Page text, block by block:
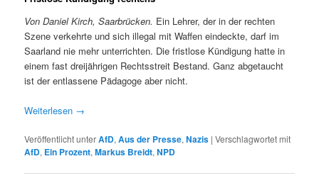
Von Daniel Kirch, Saar­brück­en. Ein Lehrer, der in der recht­en
Szene verkehrte und sich ille­gal mit Waf­fen ein­deck­te, darf im
Saar­land nie mehr unter­richt­en. Die frist­lose Kündi­gung hat­te in
einem fast drei­jähri­gen Rechtsstre­it Bestand. Ganz abge­taucht
ist der ent­lassene Päd­a­goge aber nicht.
Weit­er­lesen →
Veröffentlicht unterAfD,Aus der Presse,Nazis |Verschlagwortet mit
AfD, Ein Prozent,Markus Breidt,NPD